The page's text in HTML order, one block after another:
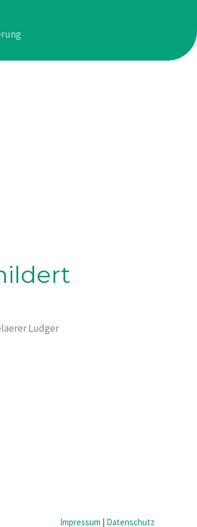
Ludger
Impressum | Datenschutz